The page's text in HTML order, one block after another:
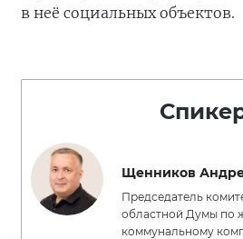
в неё социальных объектов.
Щенников
Председатель
областной Думы по
коммунальному